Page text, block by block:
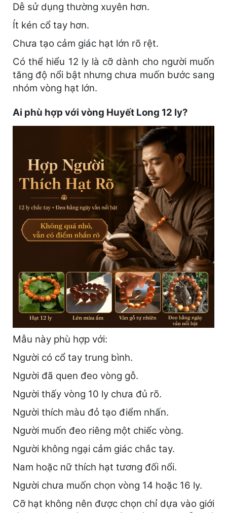
Dễ sử dụng thường xuyên hơn.
Ít kén cổ tay hơn.
Chưa tạo cảm giác hạt lớn rõ rệt.
Có thể hiểu 12 ly là cỡ dành cho người muốn
tăng độ nổi bật nhưng chưa muốn bước sang
nhóm vòng hạt lớn.
Ai phù hợp với vòng Huyết Long 12 ly?
Mẫu này phù hợp với:
Người có cổ tay trung bình.
Người đã quen đeo vòng gỗ.
Người thấy vòng 10 ly chưa đủ rõ.
Người thích màu đỏ tạo điểm nhấn.
Người muốn đeo riêng một chiếc vòng.
Người không ngại cảm giác chắc tay.
Nam hoặc nữ thích hạt tương đối nổi.
Người chưa muốn chọn vòng 14 hoặc 16 ly.
Cỡ hạt không nên được chọn chỉ dựa vào giới